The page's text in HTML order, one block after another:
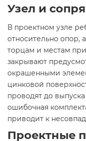
Узел и
В проектном узле
относительно опор,
торцам и местам
закрывают
окрашенными
цинковой
проводят до
ошибочная
приводит к
Проектные